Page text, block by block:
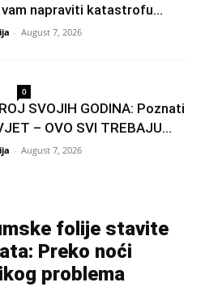
napraviti katastrofu...
- August 7, 2026
0
SVOJIH GODINA: Poznati
– OVO SVI TREBAJU...
- August 7, 2026
folije stavite
Preko noći
problema